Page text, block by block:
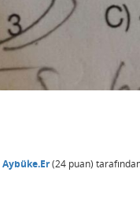
Aybüke.Er(24 puan)